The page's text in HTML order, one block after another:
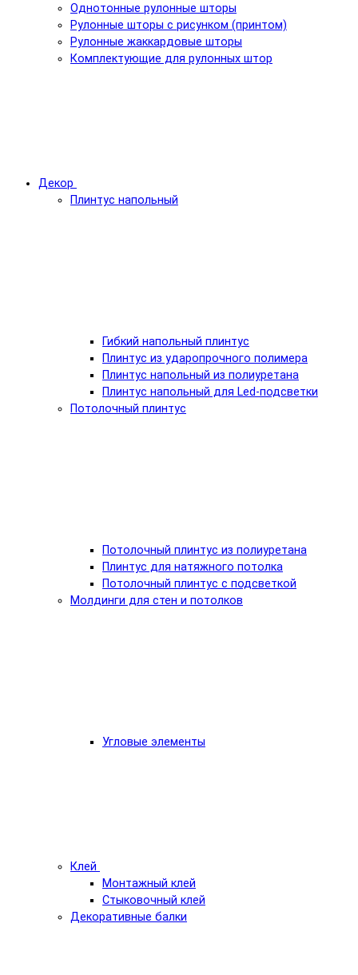
Однотонные рулонные шторы
Рулонные шторы с рисунком (принтом)
Рулонные жаккардовые шторы
Комплектующие для рулонных штор
Декор
Плинтус напольный
Гибкий напольный плинтус
Плинтус из ударопрочного полимера
Плинтус напольный из полиуретана
Плинтус напольный для Led-подсветки
Потолочный плинтус
Потолочный плинтус из полиуретана
Плинтус для натяжного потолка
Потолочный плинтус с подсветкой
Молдинги для стен и потолков
Угловые элементы
Клей
Монтажный клей
Стыковочный клей
Декоративные балки